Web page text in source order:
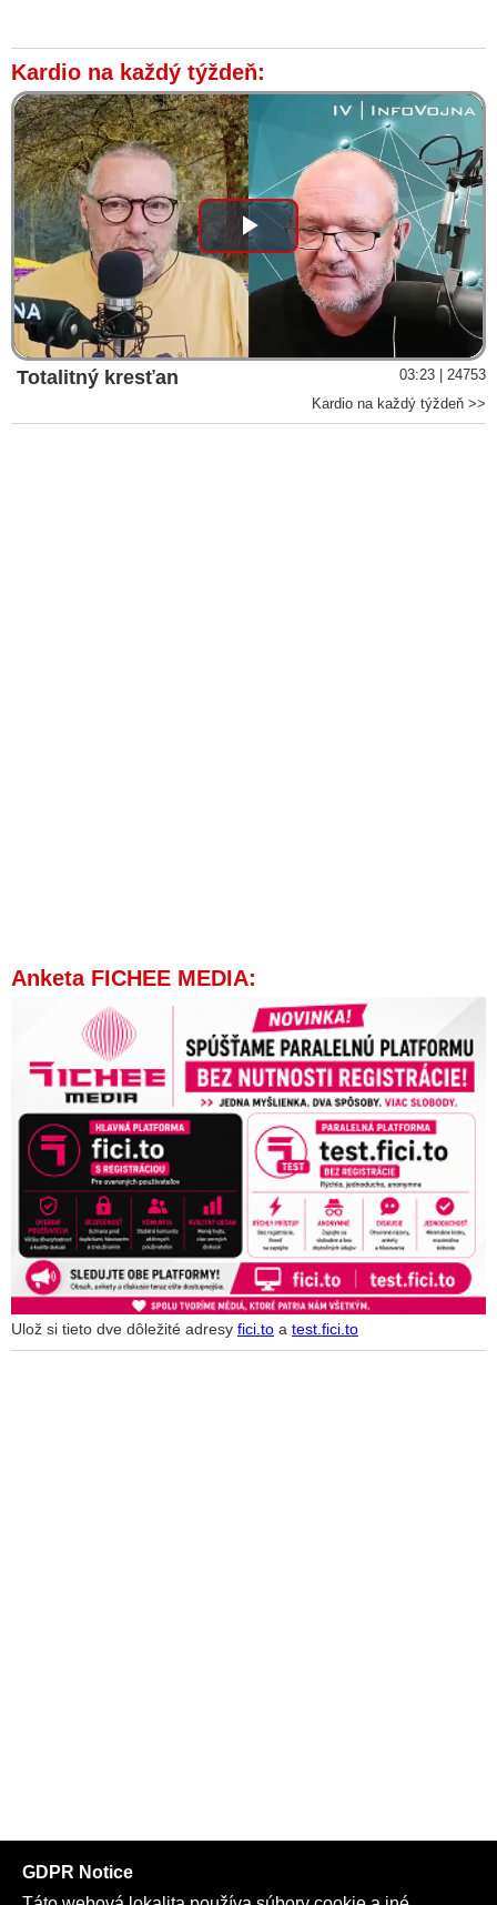
Kardio na každý týždeň:
Play
Video
Totalitný kresťan
03:23 | 24753
Kardio na každý týždeň >>
Anketa FICHEE MEDIA:
Ulož si tieto dve dôležité adresy fici.to a test.fici.to